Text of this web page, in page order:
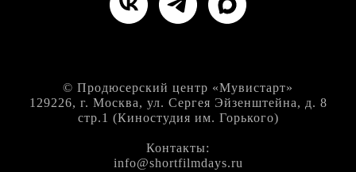
© Продюсерский центр «Мувистарт»
129226, г. Москва, ул. Сергея Эйзенштейна, д. 8
стр.1 (Киностудия им. Горького)
Контакты:
info@shortfilmdays.ru